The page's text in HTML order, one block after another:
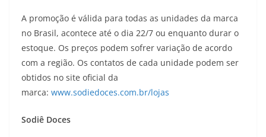
A promoção é válida para todas as unidades da marca
no Brasil, acontece até o dia 22/7 ou enquanto durar o
estoque. Os preços podem sofrer variação de acordo
com a região. Os contatos de cada unidade podem ser
obtidos no site oficial da
marca: www.sodiedoces.com.br/lojas
Sodiê Doces